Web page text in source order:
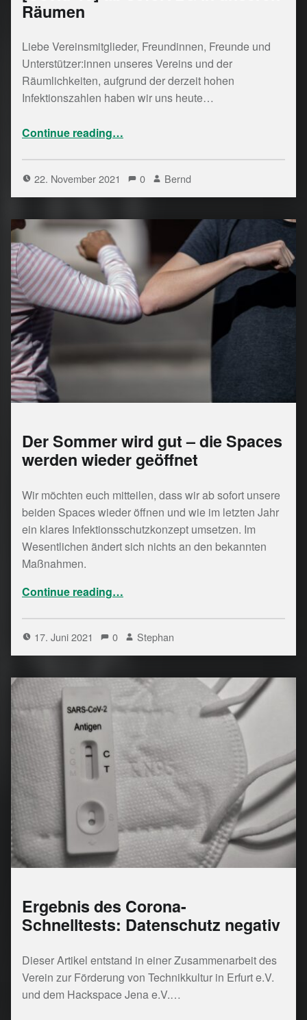
Räumen
Liebe Vereinsmitglieder, Freundinnen, Freunde und
Unterstützer:innen unseres Vereins und der
Räumlichkeiten, aufgrund der derzeit hohen
Infektionszahlen haben wir uns heute…
Continue reading…
22. November 2021 0 Bernd
Der Sommer wird gut – die Spaces
werden wieder geöffnet
Wir möchten euch mitteilen, dass wir ab sofort unsere
beiden Spaces wieder öffnen und wie im letzten Jahr
ein klares Infektionsschutzkonzept umsetzen. Im
Wesentlichen ändert sich nichts an den bekannten
Maßnahmen.
Continue reading…
17. Juni 2021 0 Stephan
Ergebnis des Corona-
Schnelltests: Datenschutz negativ
Dieser Artikel entstand in einer Zusammenarbeit des
Verein zur Förderung von Technikkultur in Erfurt e.V.
und dem Hackspace Jena e.V.…